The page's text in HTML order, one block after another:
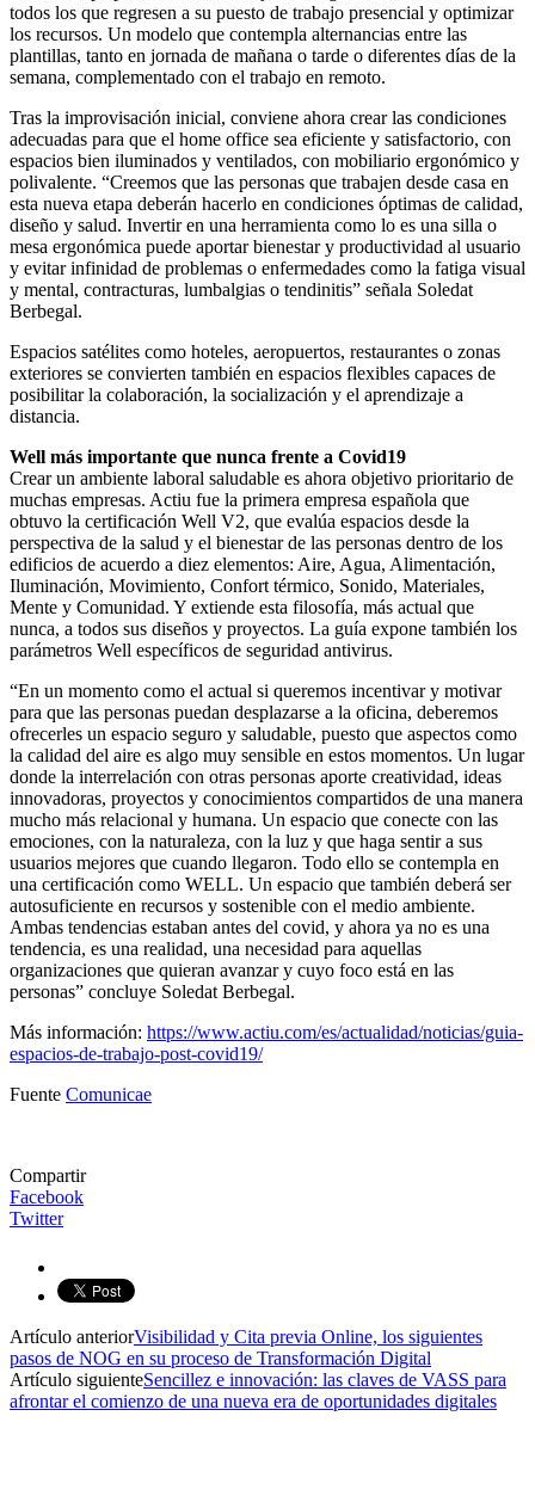
todos los que regresen a su puesto de trabajo presencial y optimizar
los recursos. Un modelo que contempla alternancias entre las
plantillas, tanto en jornada de mañana o tarde o diferentes días de la
semana, complementado con el trabajo en remoto.
Tras la improvisación inicial, conviene ahora crear las condiciones
adecuadas para que el home office sea eficiente y satisfactorio, con
espacios bien iluminados y ventilados, con mobiliario ergonómico y
polivalente. “Creemos que las personas que trabajen desde casa en
esta nueva etapa deberán hacerlo en condiciones óptimas de calidad,
diseño y salud. Invertir en una herramienta como lo es una silla o
mesa ergonómica puede aportar bienestar y productividad al usuario
y evitar infinidad de problemas o enfermedades como la fatiga visual
y mental, contracturas, lumbalgias o tendinitis” señala Soledat
Berbegal.
Espacios satélites como hoteles, aeropuertos, restaurantes o zonas
exteriores se convierten también en espacios flexibles capaces de
posibilitar la colaboración, la socialización y el aprendizaje a
distancia.
Well más importante que nunca frente a Covid19
Crear un ambiente laboral saludable es ahora objetivo prioritario de
muchas empresas. Actiu fue la primera empresa española que
obtuvo la certificación Well V2, que evalúa espacios desde la
perspectiva de la salud y el bienestar de las personas dentro de los
edificios de acuerdo a diez elementos: Aire, Agua, Alimentación,
Iluminación, Movimiento, Confort térmico, Sonido, Materiales,
Mente y Comunidad. Y extiende esta filosofía, más actual que
nunca, a todos sus diseños y proyectos. La guía expone también los
parámetros Well específicos de seguridad antivirus.
“En un momento como el actual si queremos incentivar y motivar
para que las personas puedan desplazarse a la oficina, deberemos
ofrecerles un espacio seguro y saludable, puesto que aspectos como
la calidad del aire es algo muy sensible en estos momentos. Un lugar
donde la interrelación con otras personas aporte creatividad, ideas
innovadoras, proyectos y conocimientos compartidos de una manera
mucho más relacional y humana. Un espacio que conecte con las
emociones, con la naturaleza, con la luz y que haga sentir a sus
usuarios mejores que cuando llegaron. Todo ello se contempla en
una certificación como WELL. Un espacio que también deberá ser
autosuficiente en recursos y sostenible con el medio ambiente.
Ambas tendencias estaban antes del covid, y ahora ya no es una
tendencia, es una realidad, una necesidad para aquellas
organizaciones que quieran avanzar y cuyo foco está en las
personas” concluye Soledat Berbegal.
Más información: https://www.actiu.com/es/actualidad/noticias/guia-
espacios-de-trabajo-post-covid19/
Fuente Comunicae
Compartir
Facebook
Twitter
Artículo anteriorVisibilidad y Cita previa Online, los siguientes
pasos de NOG en su proceso de Transformación Digital
Artículo siguienteSencillez e innovación: las claves de VASS para
afrontar el comienzo de una nueva era de oportunidades digitales